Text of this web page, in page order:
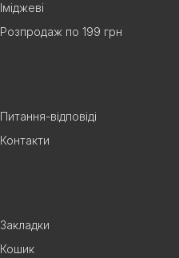
Іміджеві
Розпродаж по 199 грн
Питання-відповіді
Контакти
Закладки
Кошик